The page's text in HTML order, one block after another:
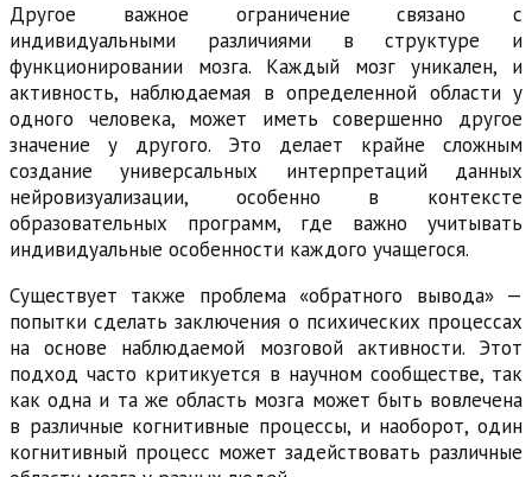
Другое важное ограничение связано с
индивидуальными различиями в структуре и
функционировании мозга. Каждый мозг уникален, и
активность, наблюдаемая в определенной области у
одного человека, может иметь совершенно другое
значение у другого. Это делает крайне сложным
создание универсальных интерпретаций данных
нейровизуализации, особенно в контексте
образовательных программ, где важно учитывать
индивидуальные особенности каждого учащегося.
Существует также проблема «обратного вывода» —
попытки сделать заключения о психических процессах
на основе наблюдаемой мозговой активности. Этот
подход часто критикуется в научном сообществе, так
как одна и та же область мозга может быть вовлечена
в различные когнитивные процессы, и наоборот, один
когнитивный процесс может задействовать различные